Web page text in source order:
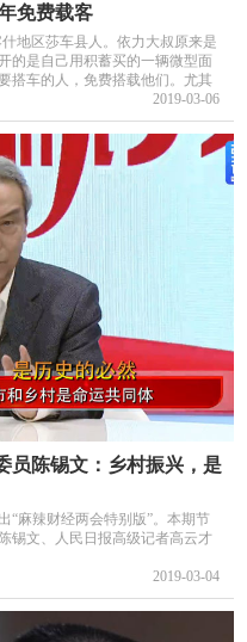
免费载客
地区莎车县人。依力大叔原来是
的是自己用积蓄买的一辆微型面
搭车的人，免费搭载他们。尤其
2019-03-06
员陈锡文：乡村振兴，是
“麻辣财经两会特别版”。本期节
锡文、人民日报高级记者高云才
2019-03-04